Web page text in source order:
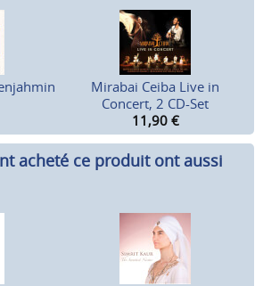
Mirabai Ceiba Live in
Concert, 2 CD-Set
11,90 €
acheté ce produit ont aussi